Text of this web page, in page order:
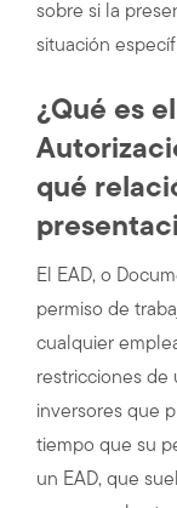
sobre si la
situación
¿Qué es
qué
El EAD, o
permiso de
cualquier
restricciones de
inversores que
tiempo que su
un EAD, que